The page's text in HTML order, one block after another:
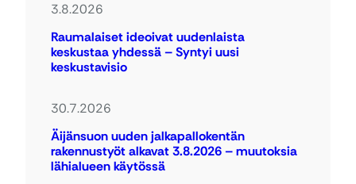
3.8.2026
Raumalaiset ideoivat uudenlaista
keskustaa yhdessä – Syntyi uusi
keskustavisio
30.7.2026
Äijänsuon uuden jalkapallokentän
rakennustyöt alkavat 3.8.2026 – muutoksia
lähialueen käytössä